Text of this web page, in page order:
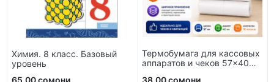
Химия. 8 класс. Базовый
уровень
Термобумага для кассовых
аппаратов и чеков 57×40